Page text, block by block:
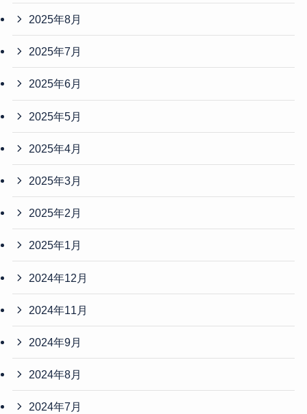
2025年8月
2025年7月
2025年6月
2025年5月
2025年4月
2025年3月
2025年2月
2025年1月
2024年12月
2024年11月
2024年9月
2024年8月
2024年7月